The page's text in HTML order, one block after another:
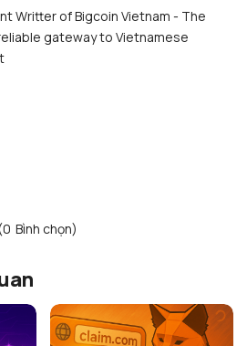
Writter of Bigcoin Vietnam - The
gateway to Vietnamese
0 Bình chọn)